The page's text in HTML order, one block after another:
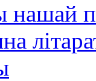
нашай